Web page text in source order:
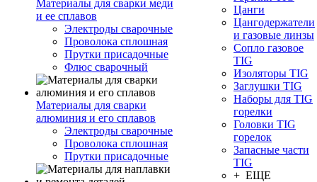
Материалы для сварки меди
и ее сплавов
Электроды сварочные
Проволока сплошная
Прутки присадочные
Флюс сварочный
Материалы для сварки
алюминия и его сплавов
Электроды сварочные
Проволока сплошная
Прутки присадочные
Цанги
Цангодержатели
и газовые линзы
Сопло газовое
TIG
Изоляторы TIG
Заглушки TIG
Наборы для TIG
горелки
Головки TIG
горелок
Запасные части
TIG
+ ЕЩЕ